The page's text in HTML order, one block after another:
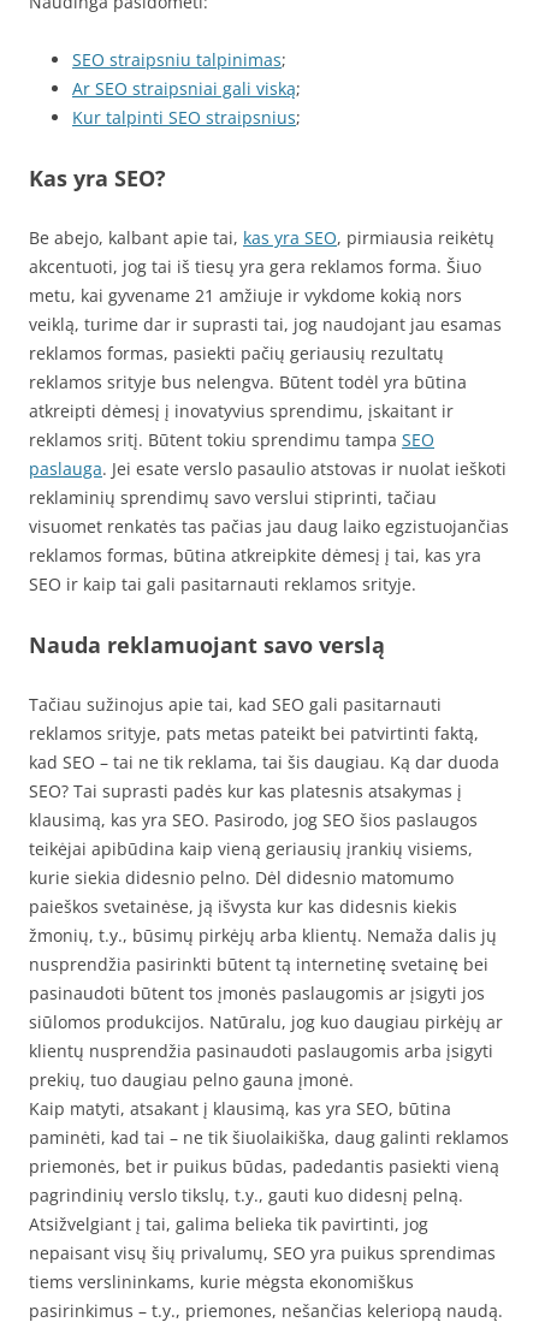
SEO straipsniu talpinimas;
Ar SEO straipsniai gali viską;
Kur talpinti SEO straipsnius;
Kas yra SEO?
Be abejo, kalbant apie tai, kas yra SEO, pirmiausia reikėtų
akcentuoti, jog tai iš tiesų yra gera reklamos forma. Šiuo
metu, kai gyvename 21 amžiuje ir vykdome kokią nors
veiklą, turime dar ir suprasti tai, jog naudojant jau esamas
reklamos formas, pasiekti pačių geriausių rezultatų
reklamos srityje bus nelengva. Būtent todėl yra būtina
atkreipti dėmesį į inovatyvius sprendimu, įskaitant ir
reklamos sritį. Būtent tokiu sprendimu tampa SEO
paslauga. Jei esate verslo pasaulio atstovas ir nuolat ieškoti
reklaminių sprendimų savo verslui stiprinti, tačiau
visuomet renkatės tas pačias jau daug laiko egzistuojančias
reklamos formas, būtina atkreipkite dėmesį į tai, kas yra
SEO ir kaip tai gali pasitarnauti reklamos srityje.
Nauda reklamuojant savo verslą
Tačiau sužinojus apie tai, kad SEO gali pasitarnauti
reklamos srityje, pats metas pateikt bei patvirtinti faktą,
kad SEO – tai ne tik reklama, tai šis daugiau. Ką dar duoda
SEO? Tai suprasti padės kur kas platesnis atsakymas į
klausimą, kas yra SEO. Pasirodo, jog SEO šios paslaugos
teikėjai apibūdina kaip vieną geriausių įrankių visiems,
kurie siekia didesnio pelno. Dėl didesnio matomumo
paieškos svetainėse, ją išvysta kur kas didesnis kiekis
žmonių, t.y., būsimų pirkėjų arba klientų. Nemaža dalis jų
nusprendžia pasirinkti būtent tą internetinę svetainę bei
pasinaudoti būtent tos įmonės paslaugomis ar įsigyti jos
siūlomos produkcijos. Natūralu, jog kuo daugiau pirkėjų ar
klientų nusprendžia pasinaudoti paslaugomis arba įsigyti
prekių, tuo daugiau pelno gauna įmonė.
Kaip matyti, atsakant į klausimą, kas yra SEO, būtina
paminėti, kad tai – ne tik šiuolaikiška, daug galinti reklamos
priemonės, bet ir puikus būdas, padedantis pasiekti vieną
pagrindinių verslo tikslų, t.y., gauti kuo didesnį pelną.
Atsižvelgiant į tai, galima belieka tik pavirtinti, jog
nepaisant visų šių privalumų, SEO yra puikus sprendimas
tiems verslininkams, kurie mėgsta ekonomiškus
pasirinkimus – t.y., priemones, nešančias keleriopą naudą.